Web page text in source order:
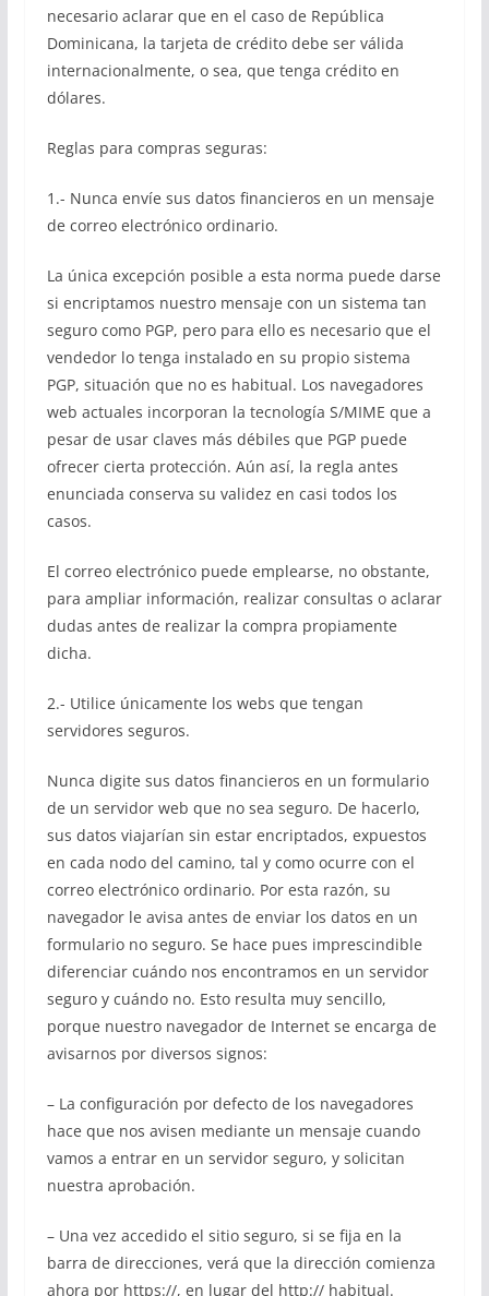
necesario aclarar que en el caso de República
Dominicana, la tarjeta de crédito debe ser válida
internacionalmente, o sea, que tenga crédito en
dólares.
Reglas para compras seguras:
1.- Nunca envíe sus datos financieros en un mensaje
de correo electrónico ordinario.
La única excepción posible a esta norma puede darse
si encriptamos nuestro mensaje con un sistema tan
seguro como PGP, pero para ello es necesario que el
vendedor lo tenga instalado en su propio sistema
PGP, situación que no es habitual. Los navegadores
web actuales incorporan la tecnología S/MIME que a
pesar de usar claves más débiles que PGP puede
ofrecer cierta protección. Aún así, la regla antes
enunciada conserva su validez en casi todos los
casos.
El correo electrónico puede emplearse, no obstante,
para ampliar información, realizar consultas o aclarar
dudas antes de realizar la compra propiamente
dicha.
2.- Utilice únicamente los webs que tengan
servidores seguros.
Nunca digite sus datos financieros en un formulario
de un servidor web que no sea seguro. De hacerlo,
sus datos viajarían sin estar encriptados, expuestos
en cada nodo del camino, tal y como ocurre con el
correo electrónico ordinario. Por esta razón, su
navegador le avisa antes de enviar los datos en un
formulario no seguro. Se hace pues imprescindible
diferenciar cuándo nos encontramos en un servidor
seguro y cuándo no. Esto resulta muy sencillo,
porque nuestro navegador de Internet se encarga de
avisarnos por diversos signos:
– La configuración por defecto de los navegadores
hace que nos avisen mediante un mensaje cuando
vamos a entrar en un servidor seguro, y solicitan
nuestra aprobación.
– Una vez accedido el sitio seguro, si se fija en la
barra de direcciones, verá que la dirección comienza
ahora por https://, en lugar del http:// habitual.